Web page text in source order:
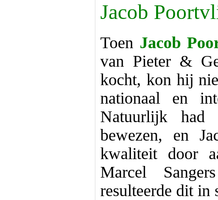
Jacob
Toen Jacob
van Pieter &
kocht, kon hij
nationaal en
Natuurlijk had
bewezen, en
kwaliteit door
Marcel
resulteerde dit in